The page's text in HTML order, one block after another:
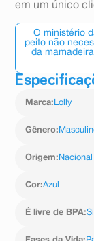
em um único
O ministério
peito não
da
Marca: Lolly
Gênero:
Origem: Nacional
Cor:Azul
É livre de BPA: